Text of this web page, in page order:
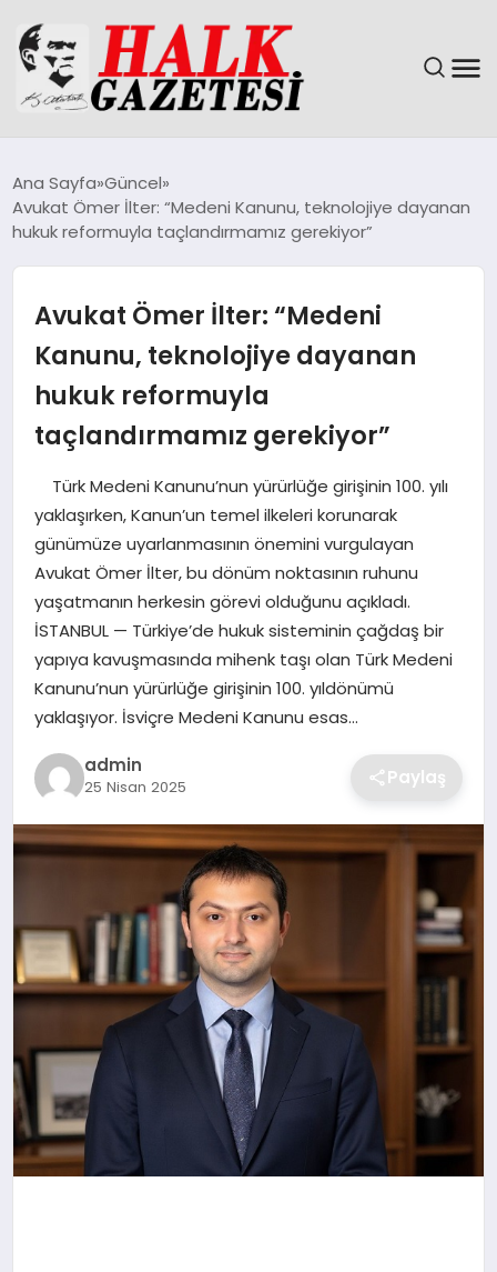
DÜNYA
MAGAZIN
SAĞLIK
SIYASET
SPOR
TEKNOLOJI
YAŞAM
Ana Sayfa Güncel
Avukat Ömer İlter: “Medeni Kanunu, teknolojiye dayanan
hukuk reformuyla taçlandırmamız gerekiyor”
Avukat Ömer İlter: “Medeni
Kanunu, teknolojiye dayanan
hukuk reformuyla
taçlandırmamız gerekiyor”
Türk Medeni Kanunu’nun yürürlüğe girişinin 100. yılı
yaklaşırken, Kanun’un temel ilkeleri korunarak
günümüze uyarlanmasının önemini vurgulayan
Avukat Ömer İlter, bu dönüm noktasının ruhunu
yaşatmanın herkesin görevi olduğunu açıkladı.
İSTANBUL — Türkiye’de hukuk sisteminin çağdaş bir
yapıya kavuşmasında mihenk taşı olan Türk Medeni
Kanunu’nun yürürlüğe girişinin 100. yıldönümü
yaklaşıyor. İsviçre Medeni Kanunu esas…
admin
25 Nisan 2025 Paylaş